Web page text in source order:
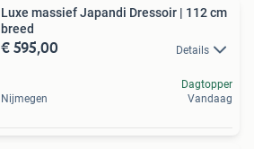
Luxe massief Japandi Dressoir | 112 cm
breed
€ 595,00 Details
Nijmegen
Dagtopper
Vandaag